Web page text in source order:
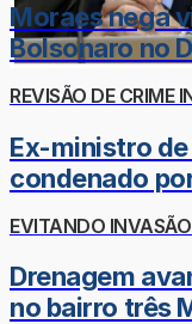
Moraes nega
Bolsonaro no
REVISÃO DE CRIME
Ex-ministro
condenado
EVITANDO
Drenagem
no bairro três